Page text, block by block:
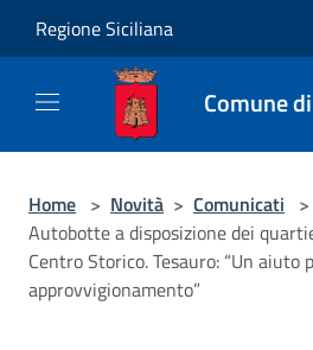
Regione Siciliana
Comune
Home > Novità > Comunicati >
Autobotte a disposizione dei
Centro Storico. Tesauro: “Un
approvvigionamento”